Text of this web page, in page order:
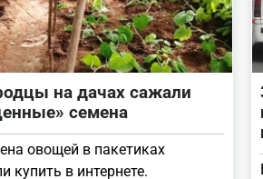
на дачах сажали
семена
овощей в пакетиках
купить в интернете.